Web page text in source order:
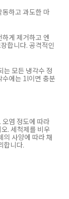
하고 과도한 마
게 제거하고 엔
합니다. 공격적인
는 모든 냉각수 정
에는 1l이면 충분
염 정도에 따라
. 세척제를 비우
의 사양에 따라 채
합니다.